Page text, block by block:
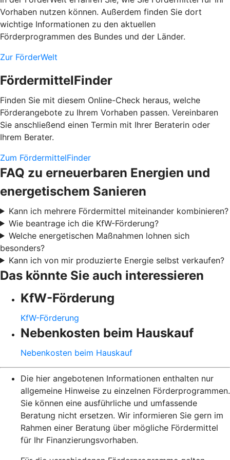
Vorhaben nutzen können. Außerdem finden Sie dort
wichtige Informationen zu den aktuellen
Förderprogrammen des Bundes und der Länder.
Zur FörderWelt
FördermittelFinder
Finden Sie mit diesem Online-Check heraus, welche
Förderangebote zu Ihrem Vorhaben passen. Vereinbaren
Sie anschließend einen Termin mit Ihrer Beraterin oder
Ihrem Berater.
Zum FördermittelFinder
FAQ zu erneuerbaren Energien und
energetischem Sanieren
Kann ich mehrere Fördermittel miteinander kombinieren?
Wie beantrage ich die KfW-Förderung?
Welche energetischen Maßnahmen lohnen sich
besonders?
Kann ich von mir produzierte Energie selbst verkaufen?
Das könnte Sie auch interessieren
KfW-Förderung
KfW-Förderung
Nebenkosten beim Hauskauf
Nebenkosten beim Hauskauf
Die hier angebotenen Informationen enthalten nur
allgemeine Hinweise zu einzelnen Förderprogrammen.
Sie können eine ausführliche und umfassende
Beratung nicht ersetzen. Wir informieren Sie gern im
Rahmen einer Beratung über mögliche Fördermittel
für Ihr Finanzierungsvorhaben.